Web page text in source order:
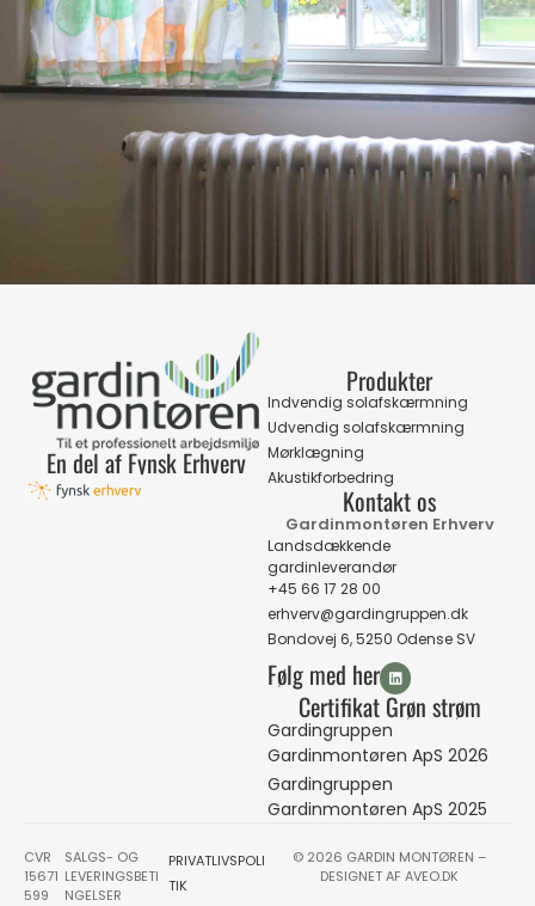
En del af Fynsk Erhverv
Produkter
Indvendig solafskærmning
Udvendig solafskærmning
Mørklægning
Akustikforbedring
Kontakt os
Gardinmontøren Erhverv
Landsdækkende
gardinleverandør
+45 66 17 28 00
erhverv@gardingruppen.dk
Bondovej 6, 5250 Odense SV
Følg med her
Certifikat Grøn strøm
Gardingruppen
Gardinmontøren ApS 2026
Gardingruppen
Gardinmontøren ApS 2025
© 2026 GARDIN MONTØREN –
DESIGNET AFAVEO.DK
CVR
15671
599
SALGS- OG
LEVERINGSBETI
NGELSER
PRIVATLIVSPOLI
TIK